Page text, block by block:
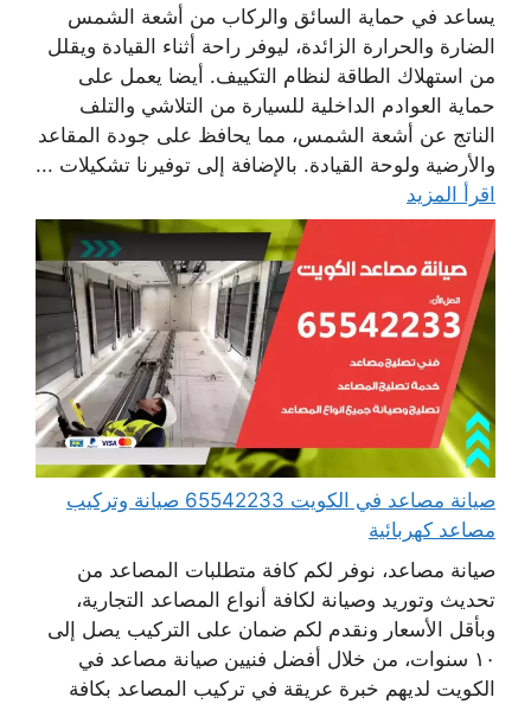
يساعد في حماية السائق والركاب من أشعة الشمس
الضارة والحرارة الزائدة، ليوفر راحة أثناء القيادة ويقلل
من استهلاك الطاقة لنظام التكييف. أيضا يعمل على
حماية العوادم الداخلية للسيارة من التلاشي والتلف
الناتج عن أشعة الشمس، مما يحافظ على جودة المقاعد
والأرضية ولوحة القيادة. بالإضافة إلى توفيرنا تشكيلات ...
اقرأ المزيد
صيانة مصاعد في الكويت 65542233 صيانة وتركيب
مصاعد كهربائية
صيانة مصاعد، نوفر لكم كافة متطلبات المصاعد من
تحديث وتوريد وصيانة لكافة أنواع المصاعد التجارية،
وبأقل الأسعار ونقدم لكم ضمان على التركيب يصل إلى
١٠ سنوات، من خلال أفضل فنيين صيانة مصاعد في
الكويت لديهم خبرة عريقة في تركيب المصاعد بكافة